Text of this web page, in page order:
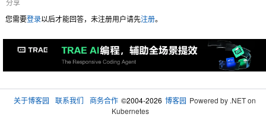
您需要登录以后才能回答，未注册用户请先注册。
关于博客园 联系我们 商务合作 ©2004-2026 博客园 Powered by .NET on
Kubernetes